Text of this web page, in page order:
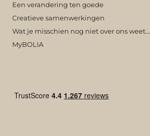
Een verandering ten goede
Creatieve samenwerkingen
Wat je misschien nog niet over ons weet...
MyBOLIA